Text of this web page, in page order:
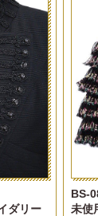
ダリー
BS-
未使